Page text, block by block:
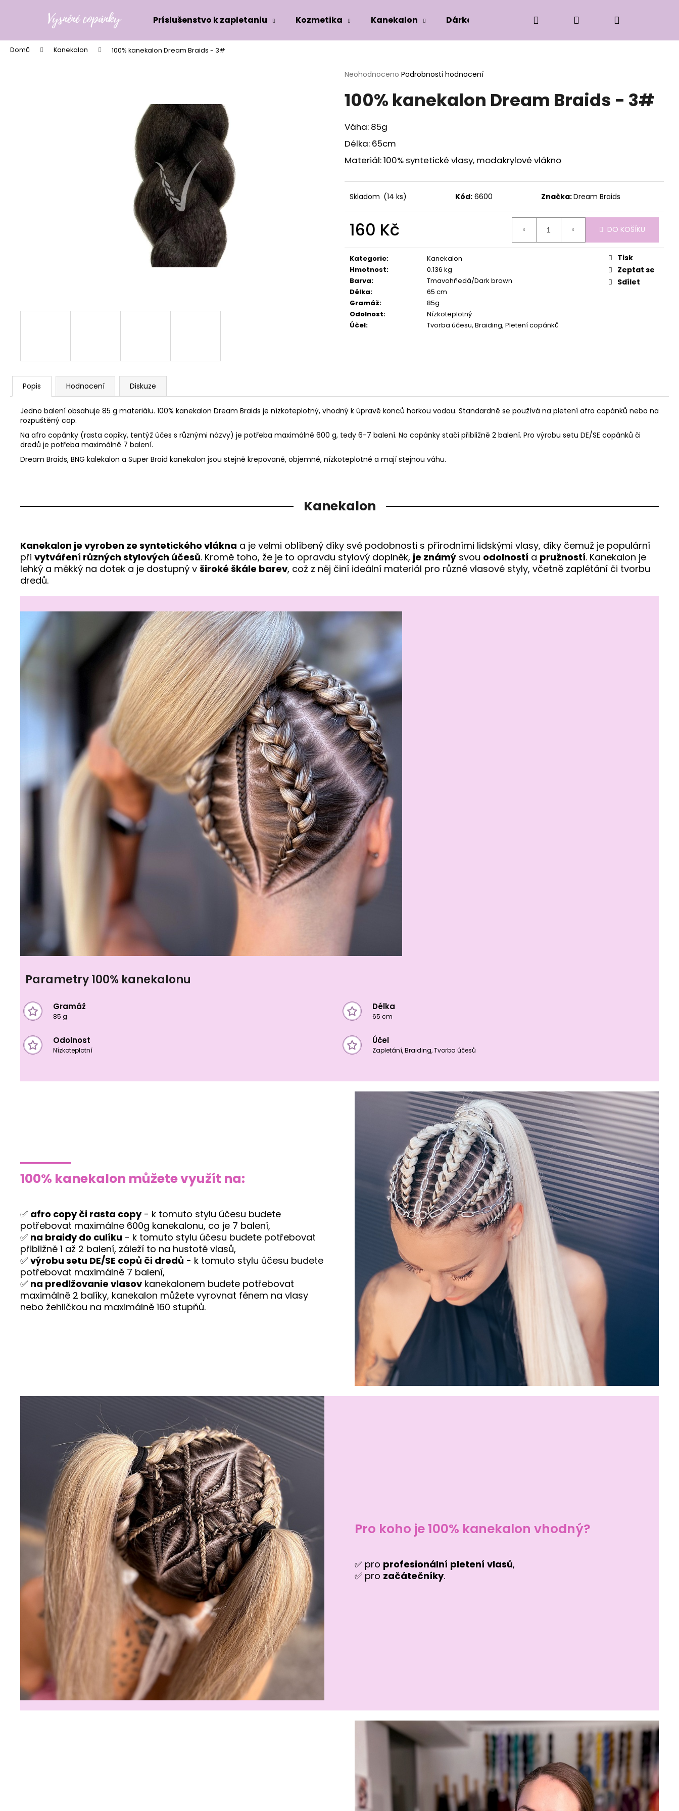
Príslušenstvo k zapletaniu Kozmetika Kanekalon Dárková edice Příslušenství k zaplétání
Přihlášení
Domů Kanekalon 100% kanekalon Dream Braids - 3#
Průměrné
produktu
z
5
hvězdiček.
Neohodnoceno Podrobnosti hodnocení
100% kanekalon Dream Braids - 3#
Váha: 85g
Délka: 65cm
Materiál: 100% syntetické vlasy, modakrylové vlákno
Skladom (14 ks) Kód: 6600 Značka:Dream Braids
160 Kč
cena:
DO KOŠÍKU
Kategorie:
Kanekalon
Hmotnost:
0.136 kg
Barva:
Tmavohňedá/Dark brown
Délka:
65 cm
Gramáž:
85g
Odolnost:
Nízkoteplotný
Účel: Tvorba účesu, Braiding, Pletení copánků
Tisk
Zeptat se
Sdílet
Popis Hodnocení Diskuze
Jedno balení obsahuje 85 g materiálu. 100% kanekalon Dream Braids je nízkoteplotný, vhodný k úpravě konců horkou vodou. Standardně se používá na pletení afro copánků nebo na
rozpuštěný cop.
Na afro copánky (rasta copiky, tentýž účes s různými názvy) je potřeba maximálně 600 g, tedy 6-7 balení. Na copánky stačí přibližně 2 balení. Pro výrobu setu DE/SE copánků či
dredů je potřeba maximálně 7 balení.
Dream Braids, BNG kalekalon a Super Braid kanekalon jsou stejně krepované, objemné, nízkoteplotné a mají stejnou váhu.
Kanekalon
Kanekalon je vyroben ze syntetického vlákna a je velmi oblíbený díky své podobnosti s přírodními lidskými vlasy, díky čemuž je populární
při vytváření různých stylových účesů. Kromě toho, že je to opravdu stylový doplněk, je známý svou odolností a pružností. Kanekalon je
lehký a měkký na dotek a je dostupný v široké škále barev, což z něj činí ideální materiál pro různé vlasové styly, včetně zaplétání či tvorbu
dredů.
Parametry 100% kanekalonu
Gramáž
85 g
Délka
65 cm
Odolnost
Nízkoteplotní
Účel
Zapletání, Braiding, Tvorba účesů
100% kanekalon můžete využít na:
✅ afro copy či rasta copy- k tomuto stylu účesu budete
potřebovat maximálne 600g kanekalonu, co je 7 balení,
✅ na braidy do culíku - k tomuto stylu účesu budete potřebovat
přibližně 1 až 2 balení, záleží to na hustotě vlasů,
✅ výrobu setu DE/SE copů či dredů - k tomuto stylu účesu budete
potřebovat maximálně 7 balení,
✅ na predlžovanie vlasov kanekalonem budete potřebovat
maximálně 2 balíky, kanekalon můžete vyrovnat fénem na vlasy
nebo žehličkou na maximálně 160 stupňů.
Pro koho je 100% kanekalon vhodný?
✅ pro profesionální pletení vlasů,
✅ pro začátečníky.
í
Zpět
do
obchodu
Zpět
do
obchodu
HLEDAT